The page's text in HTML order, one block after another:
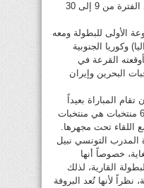
المقرر إقامتها في استراليا خلال الفترة من 9 إلى 30
الأولى للبطولة ومعه
وكوريا الجنوبية
القرعة في
البحرين وإيران
المباراة بعيداً
عن أعين الجماهير، خصوصاً أن 6 منتخبات هي منتخبات
اللقاء تحت مجهرها.
المدرب التونسي نبيل
خصوصاً أنها
القارية، لذلك
نظراً لأنها تُعد البروفة